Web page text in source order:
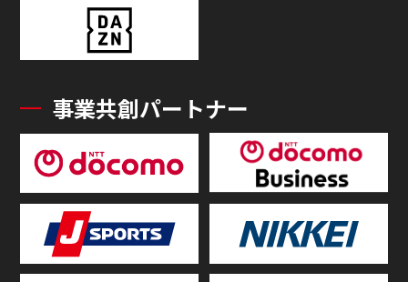
事業共創パートナー